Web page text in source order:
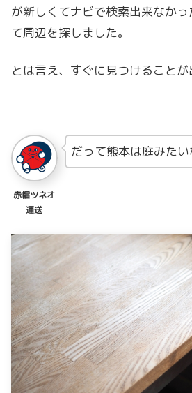
が新しくてナビで検索出来なか
て周辺を探しました。
とは言え、すぐに見つけることが
赤帽ツネオ
運送
だって熊本は庭みた